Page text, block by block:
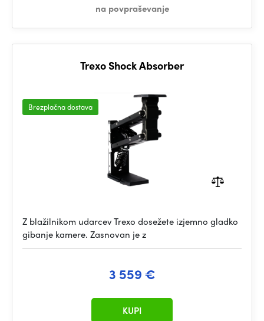
na povpraševanje
Trexo Shock Absorber
Brezplačna dostava
Z blažilnikom udarcev Trexo dosežete izjemno gladko
gibanje kamere. Zasnovan je z
3 559 €
KUPI